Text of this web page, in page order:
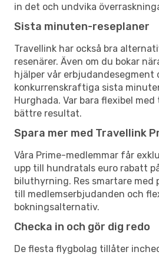
in det och undvika
Sista minuten-reseplaner
Travellink har också bra
resenärer. Även om du bokar
hjälper vår
konkurrenskraftiga sista
Hurghada. Var bara flexibel
bättre resultat.
Spara mer med Travellink
Våra Prime-medlemmar får
upp till hundratals euro rabatt
biluthyrning. Res smartare
till medlemserbjudanden och
bokningsalternativ.
Checka in och gör dig redo
De flesta flygbolag tillåter